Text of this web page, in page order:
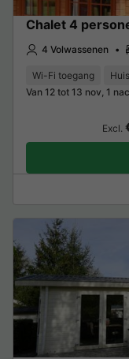
Chalet 4
4 Volwassenen
Wi-Fi toegang
Van 12 tot 13 nov, 1
Excl.